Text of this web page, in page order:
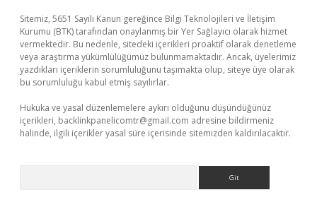
Sitemiz, 5651 Sayılı Kanun gereğince Bilgi Teknolojileri ve İletişim
Kurumu (BTK) tarafından onaylanmış bir Yer Sağlayıcı olarak hizmet
vermektedir. Bu nedenle, sitedeki içerikleri proaktif olarak denetleme
veya araştırma yükümlülüğümüz bulunmamaktadır. Ancak, üyelerimiz
yazdıkları içeriklerin sorumluluğunu taşımakta olup, siteye üye olarak
bu sorumluluğu kabul etmiş sayılırlar.
Hukuka ve yasal düzenlemelere aykırı olduğunu düşündüğünüz
içerikleri, backlinkpanelicomtr@gmail.com adresine bildirmeniz
halinde, ilgili içerikler yasal süre içerisinde sitemizden kaldırılacaktır.